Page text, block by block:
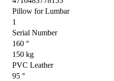
Pillow for Lumbar
1
Serial Number
160 °
150 kg
PVC Leather
95 °